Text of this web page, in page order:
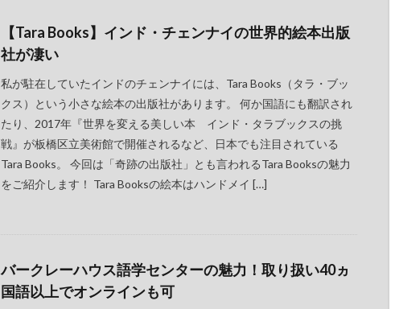
【Tara Books】インド・チェンナイの世界的絵本出版
社が凄い
私が駐在していたインドのチェンナイには、Tara Books（タラ・ブッ
クス）という小さな絵本の出版社があります。 何か国語にも翻訳され
たり、2017年『世界を変える美しい本 インド・タラブックスの挑
戦』が板橋区立美術館で開催されるなど、日本でも注目されている
Tara Books。 今回は「奇跡の出版社」とも言われるTara Booksの魅力
をご紹介します！ Tara Booksの絵本はハンドメイ […]
バークレーハウス語学センターの魅力！取り扱い40ヵ
国語以上でオンラインも可